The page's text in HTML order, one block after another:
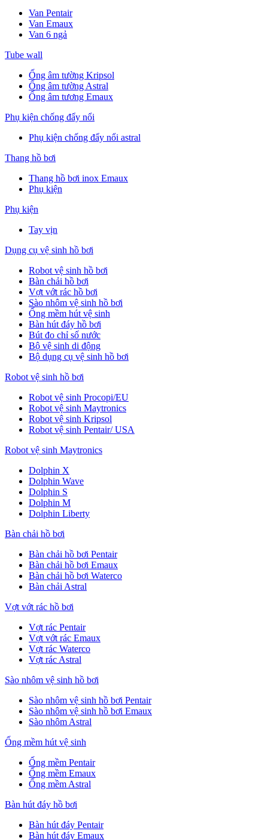
Van Pentair
Van Emaux
Van 6 ngả
Tube wall
Ống âm tường Kripsol
Ống âm tường Astral
Ống âm tương Emaux
Phụ kiện chống đẩy nổi
Phụ kiện chống đẩy nổi astral
Thang hồ bơi
Thang hồ bơi inox Emaux
Phụ kiện
Phụ kiện
Tay vịn
Dụng cụ vệ sinh hồ bơi
Robot vệ sinh hồ bơi
Bàn chải hồ bơi
Vợt vớt rác hồ bơi
Sào nhôm vệ sinh hồ bơi
Ống mềm hút vệ sinh
Bàn hút đáy hồ bơi
Bút đo chỉ số nước
Bộ vệ sinh di động
Bộ dụng cụ vệ sinh hồ bơi
Robot vệ sinh hồ bơi
Robot vệ sinh Procopi/EU
Robot vệ sinh Maytronics
Robot vệ sinh Kripsol
Robot vệ sinh Pentair/ USA
Robot vệ sinh Maytronics
Dolphin X
Dolphin Wave
Dolphin S
Dolphin M
Dolphin Liberty
Bàn chải hồ bơi
Bàn chải hồ bơi Pentair
Bàn chải hồ bơi Emaux
Bàn chải hồ bơi Waterco
Bàn chải Astral
Vợt vớt rác hồ bơi
Vợt rác Pentair
Vợt vớt rác Emaux
Vợt rác Waterco
Vợt rác Astral
Sào nhôm vệ sinh hồ bơi
Sào nhôm vệ sinh hồ bơi Pentair
Sào nhôm vệ sinh hồ bơi Emaux
Sào nhôm Astral
Ống mềm hút vệ sinh
Ống mềm Pentair
Ống mềm Emaux
Ống mềm Astral
Bàn hút đáy hồ bơi
Bàn hút đáy Pentair
Bàn hút đáy Emaux